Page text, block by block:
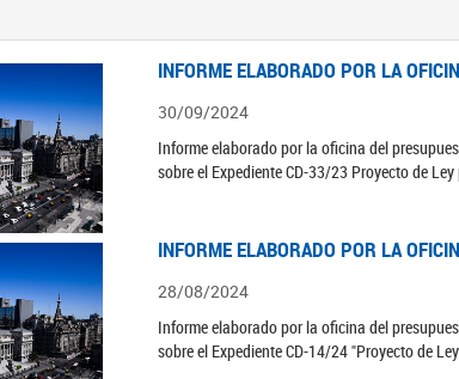
INFORME ELABORADO POR LA
30/09/2024
Informe elaborado por la oficina del
sobre el Expediente CD-33/23 Proyecto de
INFORME ELABORADO POR LA
28/08/2024
Informe elaborado por la oficina del
sobre el Expediente CD-14/24 "Proyecto de